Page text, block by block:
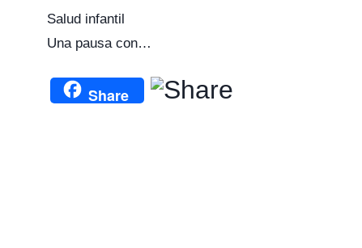
Salud infantil
Una pausa con…
Share